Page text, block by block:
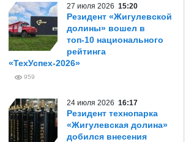
27 июля 2026 15:20
Резидент «Жигулевской
долины» вошел в
топ-10 национального
рейтинга
«ТехУспех-2026»
959
24 июля 2026 16:17
Резидент технопарка
«Жигулевская долина»
добился внесения